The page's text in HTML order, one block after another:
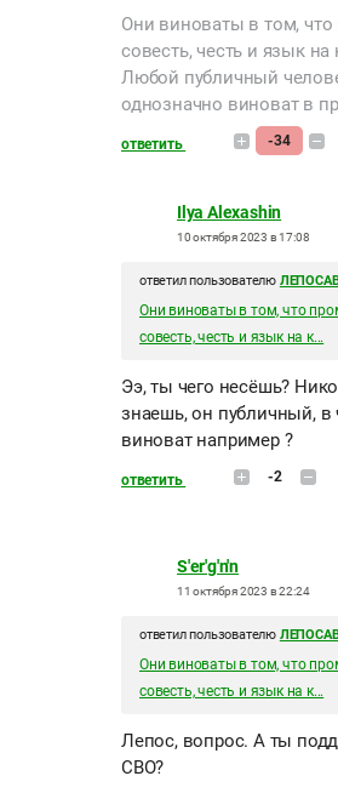
Они виноваты в том,
совесть, честь и язык на
Любой публичный
однозначно виноват в
ответить -34
Ilya Alexashin
10 октября 2023 в 17:08
ответил пользователю
Они виноваты в том, что
совесть, честь и язык на к...
Ээ, ты чего несёшь?
знаешь, он публичный, в
виноват например ?
ответить -2
S'er'g'n'n
11 октября 2023 в 22:24
ответил пользователю
Они виноваты в том, что
совесть, честь и язык на к...
Лепос, вопрос. А ты
СВО?